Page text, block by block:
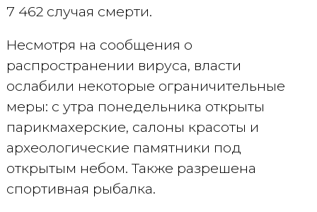
7 462 случая смерти.
Несмотря на сообщения о
распространении вируса, власти
ослабили некоторые ограничительные
меры: с утра понедельника открыты
парикмахерские, салоны красоты и
археологические памятники под
открытым небом. Также разрешена
спортивная рыбалка.